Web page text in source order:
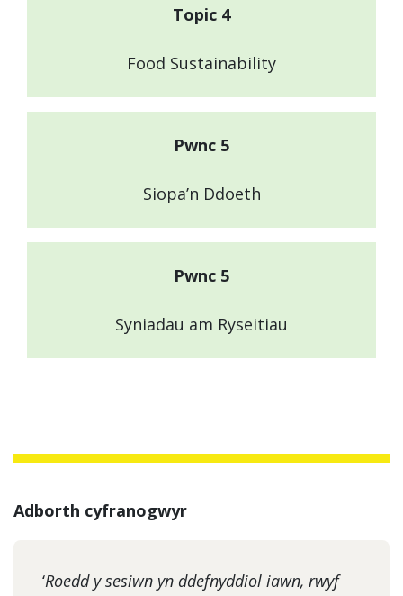
Topic 4
Food Sustainability
Pwnc 5
Siopa’n Ddoeth
Pwnc 5
Syniadau am Ryseitiau
Adborth cyfranogwyr
‘Roedd y sesiwn yn ddefnyddiol iawn, rwyf